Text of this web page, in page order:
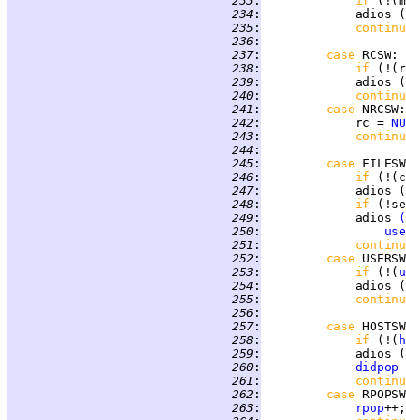
234 :
             adios (
235 :
236 :
237 : case RCSW
238 : if
239 :
             adios (
240 :
241 : case NRCSW
242 :
             rc =
243 :
244 :
245 : case FILESW
246 : if
247 :
             adios (
248 : if
249 :
             adios
(
250 :
251 :
252 : case USERSW
253 : if (!(
254 :
             adios (
255 :
256 :
257 : case HOSTSW
258 : if (!(
259 :
             adios (
260 : didpop
261 :
262 : case RPOPSW
263 :
rpop